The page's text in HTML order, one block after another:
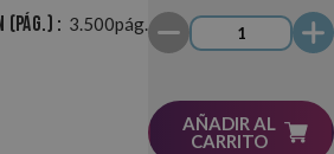
(pág.) : 3.500pág.
AÑADIR AL
CARRITO